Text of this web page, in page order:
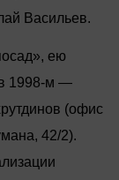
Васильев.
ею
1998‑м —
(офис
42/2).